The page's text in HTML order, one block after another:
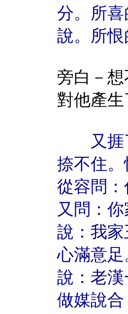
分。所
說。所
旁白－
對他產
又捱了
捺不住
從容問
又問：
說：我
心滿意
說：老
做媒說